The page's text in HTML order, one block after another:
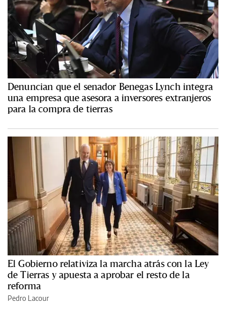
Denuncian que el senador Benegas Lynch integra
una empresa que asesora a inversores extranjeros
para la compra de tierras
El Gobierno relativiza la marcha atrás con la Ley
de Tierras y apuesta a aprobar el resto de la
reforma
Pedro Lacour